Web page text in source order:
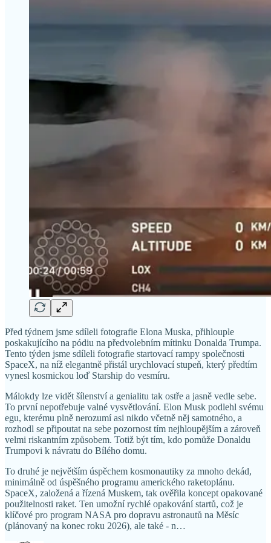
Před týdnem jsme sdíleli fotografie Elona Muska, přihlouple
poskakujícího na pódiu na předvolebním mítinku Donalda Trumpa.
Tento týden jsme sdíleli fotografie startovací rampy společnosti
SpaceX, na níž elegantně přistál urychlovací stupeň, který předtím
vynesl kosmickou loď Starship do vesmíru.
Málokdy lze vidět šílenství a genialitu tak ostře a jasně vedle sebe.
To první nepotřebuje valné vysvětlování. Elon Musk podlehl svému
egu, kterému plně nerozumí asi nikdo včetně něj samotného, a
rozhodl se připoutat na sebe pozornost tím nejhloupějším a zároveň
velmi riskantním způsobem. Totiž být tím, kdo pomůže Donaldu
Trumpovi k návratu do Bílého domu.
To druhé je největším úspěchem kosmonautiky za mnoho dekád,
minimálně od úspěšného programu amerického raketoplánu.
SpaceX, založená a řízená Muskem, tak ověřila koncept opakované
použitelnosti raket. Ten umožní rychlé opakování startů, což je
klíčové pro program NASA pro dopravu astronautů na Měsíc
(plánovaný na konec roku 2026), ale také - n…